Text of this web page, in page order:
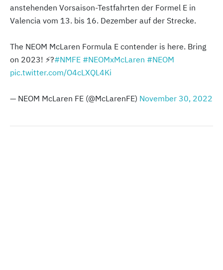
anstehenden Vorsaison-Testfahrten der Formel E in
Valencia vom 13. bis 16. Dezember auf der Strecke.
The NEOM McLaren Formula E contender is here. Bring
on 2023! ⚡️?#NMFE #NEOMxMcLaren #NEOM
pic.twitter.com/O4cLXQL4Ki
— NEOM McLaren FE (@McLarenFE) November 30, 2022